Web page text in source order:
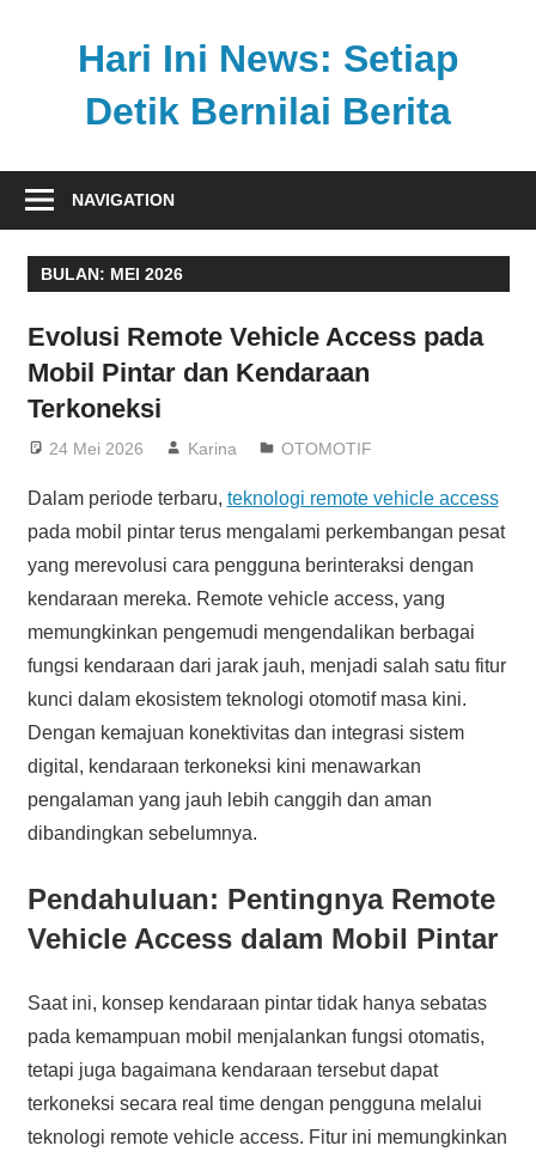
Hari Ini News: Setiap
Detik Bernilai Berita
nasional
internasional
tercepat
henti
NAVIGATION
BULAN: MEI 2026
Evolusi Remote Vehicle Access pada
Mobil Pintar dan Kendaraan
Terkoneksi
24 Mei 2026 Karina OTOMOTIF
Dalam periode terbaru, teknologi remote vehicle access
pada mobil pintar terus mengalami perkembangan pesat
yang merevolusi cara pengguna berinteraksi dengan
kendaraan mereka. Remote vehicle access, yang
memungkinkan pengemudi mengendalikan berbagai
fungsi kendaraan dari jarak jauh, menjadi salah satu fitur
kunci dalam ekosistem teknologi otomotif masa kini.
Dengan kemajuan konektivitas dan integrasi sistem
digital, kendaraan terkoneksi kini menawarkan
pengalaman yang jauh lebih canggih dan aman
dibandingkan sebelumnya.
Pendahuluan: Pentingnya Remote
Vehicle Access dalam Mobil Pintar
Saat ini, konsep kendaraan pintar tidak hanya sebatas
pada kemampuan mobil menjalankan fungsi otomatis,
tetapi juga bagaimana kendaraan tersebut dapat
terkoneksi secara real time dengan pengguna melalui
teknologi remote vehicle access. Fitur ini memungkinkan